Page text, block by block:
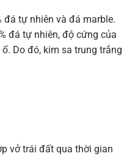
tự nhiên và đá marble.
đá tự nhiên, độ cứng của
Do đó, kim sa trung trắng
vở trái đất qua thời gian